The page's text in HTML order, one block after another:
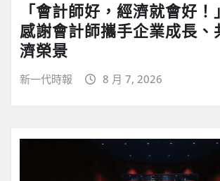
「會計師好，經濟就會好
感謝會計師攜手企業成長、
濟榮景
新一代時報 8 月 7, 2026